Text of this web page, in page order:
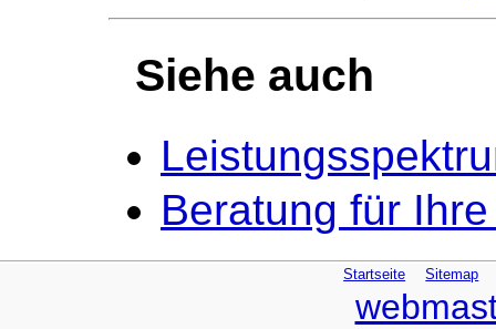
Siehe auch
Beratung für
Startseite Sitemap